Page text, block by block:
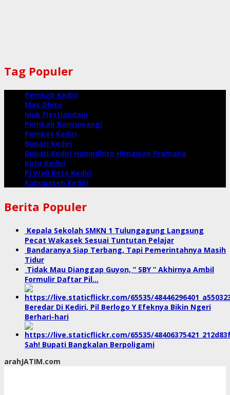
Tag Populer
Pemkab Kediri
Mas Dhito
Ipuk Fiestiandani
Pemkab Banyuwangi
Pemkot Kediri
Bupati Kediri
Bupati Kediri Hanindhito Himawan Pramana
Kota Kediri
Pj Wali Kota Kediri
Kabupaten Kediri
Berita Populer
Kepala Sekolah SMKN 1 Tulungagung Langsung
Pecat Wakasek Sesuai Tuntutan Pelajar
Bandaranya Siap Terbang, Tapi Pemerintahnya Masih
Tidur
Tidak Mau Dianggap Guyon, ” SBY ” Akhirnya Ambil
Formulir Daftar Pil…
Beredar Di Kediri, Pil Berlogo Y Efeknya Bikin Ngeri
Berhari-hari
Sah! Bupati Bangkalan Berpoligami
arahJATIM.com